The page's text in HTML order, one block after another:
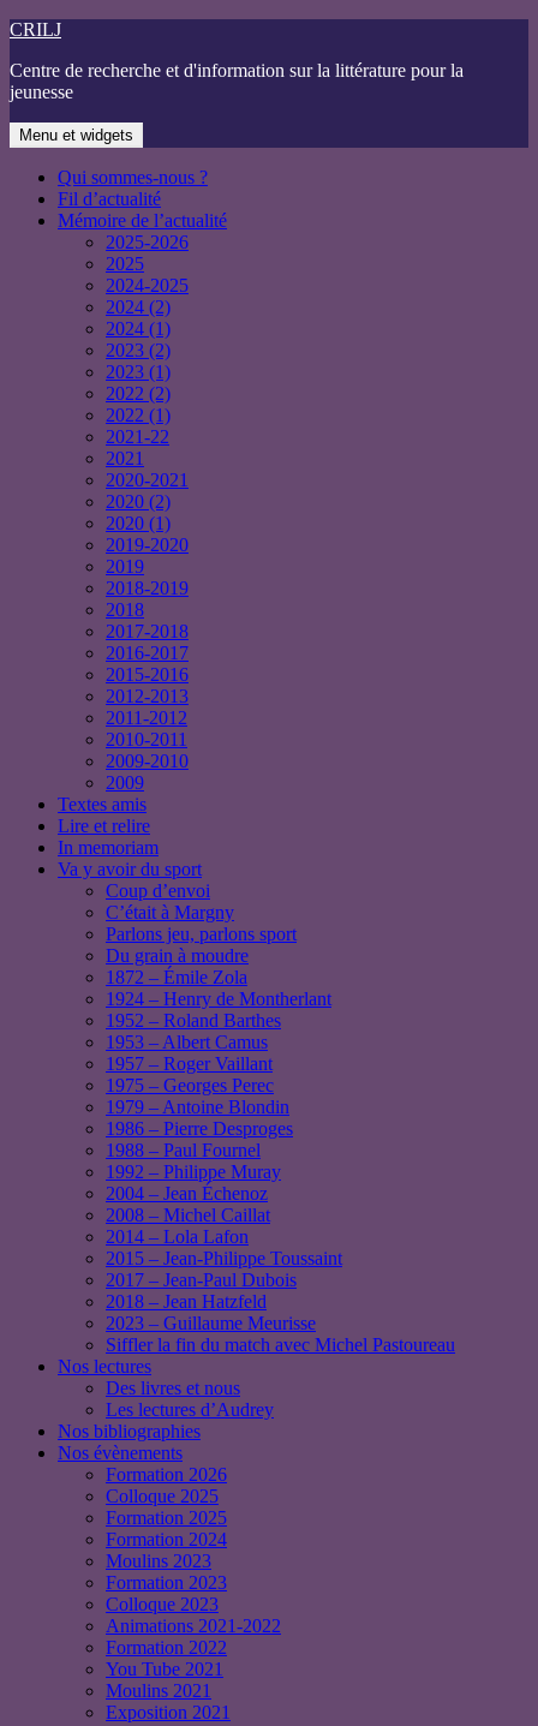
Aller
contenu
CRILJ
Centre de recherche et d'information sur la littérature pour la
jeunesse
Menu et widgets
Qui sommes-nous ?
Fil d’actualité
Mémoire de l’actualité
2025-2026
2025
2024-2025
2024 (2)
2024 (1)
2023 (2)
2023 (1)
2022 (2)
2022 (1)
2021-22
2021
2020-2021
2020 (2)
2020 (1)
2019-2020
2019
2018-2019
2018
2017-2018
2016-2017
2015-2016
2012-2013
2011-2012
2010-2011
2009-2010
2009
Textes amis
Lire et relire
In memoriam
Va y avoir du sport
Coup d’envoi
C’était à Margny
Parlons jeu, parlons sport
Du grain à moudre
1872 – Émile Zola
1924 – Henry de Montherlant
1952 – Roland Barthes
1953 – Albert Camus
1957 – Roger Vaillant
1975 – Georges Perec
1979 – Antoine Blondin
1986 – Pierre Desproges
1988 – Paul Fournel
1992 – Philippe Muray
2004 – Jean Échenoz
2008 – Michel Caillat
2014 – Lola Lafon
2015 – Jean-Philippe Toussaint
2017 – Jean-Paul Dubois
2018 – Jean Hatzfeld
2023 – Guillaume Meurisse
Siffler la fin du match avec Michel Pastoureau
Nos lectures
Des livres et nous
Les lectures d’Audrey
Nos bibliographies
Nos évènements
Formation 2026
Colloque 2025
Formation 2025
Formation 2024
Moulins 2023
Formation 2023
Colloque 2023
Animations 2021-2022
Formation 2022
You Tube 2021
Moulins 2021
Exposition 2021